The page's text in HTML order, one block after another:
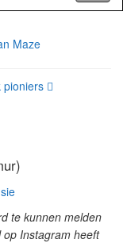
Maze
pioniers
te kunnen melden
Instagram heeft